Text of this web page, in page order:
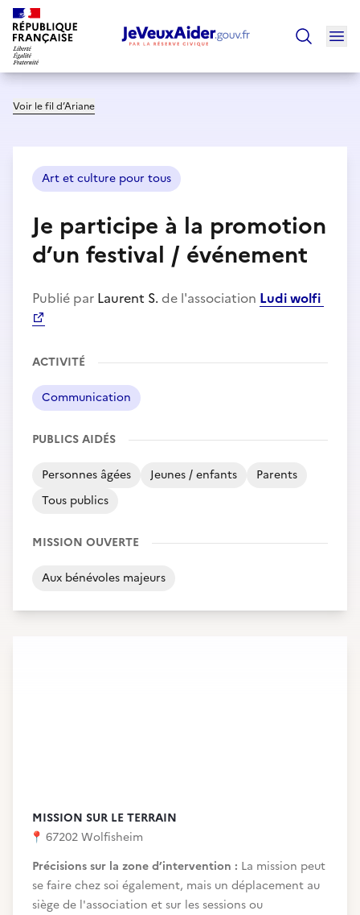
Voir le fil d’Ariane
Art et culture pour tous
Je participe à la promotion
d’un festival / événement
Publié par Laurent S. de l'association Ludi wolfi
ACTIVITÉ
Communication
PUBLICS AIDÉS
Personnes âgées Jeunes / enfants
Parents
Tous publics
MISSION OUVERTE
Aux bénévoles majeurs
MISSION SUR LE TERRAIN
📍 67202 Wolfisheim
Précisions sur la zone d’intervention : La mission peut
se faire chez soi également, mais un déplacement au
siège de l'association et sur les sessions ou